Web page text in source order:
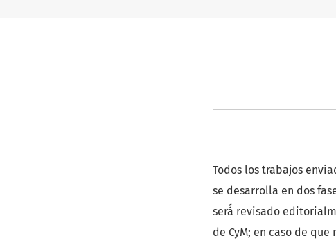
Todos los trabajos
se desarrolla en dos
será́ revisado
de CyM; en caso de